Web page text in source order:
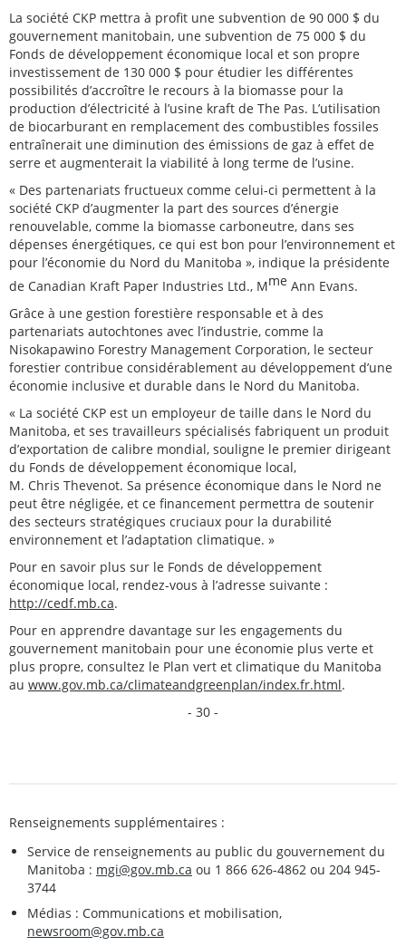
La société CKP mettra à profit une subvention de 90 000 $ du
gouvernement manitobain, une subvention de 75 000 $ du
Fonds de développement économique local et son propre
investissement de 130 000 $ pour étudier les différentes
possibilités d’accroître le recours à la biomasse pour la
production d’électricité à l’usine kraft de The Pas. L’utilisation
de biocarburant en remplacement des combustibles fossiles
entraînerait une diminution des émissions de gaz à effet de
serre et augmenterait la viabilité à long terme de l’usine.
« Des partenariats fructueux comme celui-ci permettent à la
société CKP d’augmenter la part des sources d’énergie
renouvelable, comme la biomasse carboneutre, dans ses
dépenses énergétiques, ce qui est bon pour l’environnement et
pour l’économie du Nord du Manitoba », indique la présidente
de Canadian Kraft Paper Industries Ltd., Mme Ann Evans.
Grâce à une gestion forestière responsable et à des
partenariats autochtones avec l’industrie, comme la
Nisokapawino Forestry Management Corporation, le secteur
forestier contribue considérablement au développement d’une
économie inclusive et durable dans le Nord du Manitoba.
« La société CKP est un employeur de taille dans le Nord du
Manitoba, et ses travailleurs spécialisés fabriquent un produit
d’exportation de calibre mondial, souligne le premier dirigeant
du Fonds de développement économique local,
M. Chris Thevenot. Sa présence économique dans le Nord ne
peut être négligée, et ce financement permettra de soutenir
des secteurs stratégiques cruciaux pour la durabilité
environnement et l’adaptation climatique. »
Pour en savoir plus sur le Fonds de développement
économique local, rendez-vous à l’adresse suivante :
http://cedf.mb.ca.
Pour en apprendre davantage sur les engagements du
gouvernement manitobain pour une économie plus verte et
plus propre, consultez le Plan vert et climatique du Manitoba
au www.gov.mb.ca/climateandgreenplan/index.fr.html.
- 30 -
Renseignements supplémentaires :
Service de renseignements au public du gouvernement du
Manitoba : mgi@gov.mb.ca ou 1 866 626-4862 ou 204 945-
3744
Médias : Communications et mobilisation,
newsroom@gov.mb.ca